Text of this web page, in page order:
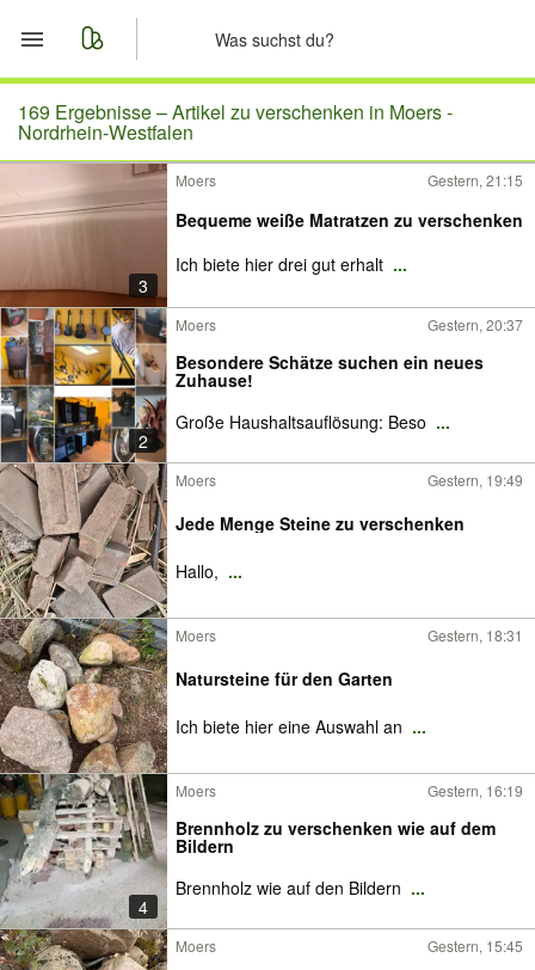
Start
Merkliste
Nachrichten
Anzeige aufgeben
169 Ergebnisse –Artikel zu verschenken in Moers -
Nordrhein-Westfalen
3
Moers Gestern, 21:15
Bequeme weiße Matratzen zu verschenken
Ich biete hier drei gut erhalt ...
2
Moers Gestern, 20:37
Besondere Schätze suchen ein neues
Zuhause!
Große Haushaltsauflösung: Beso ...
Moers Gestern, 19:49
Jede Menge Steine zu verschenken
Hallo, ...
Moers Gestern, 18:31
Natursteine für den Garten
Ich biete hier eine Auswahl an ...
4
Moers Gestern, 16:19
Brennholz zu verschenken wie auf dem
Bildern
Brennholz wie auf den Bildern ...
Moers Gestern, 15:45